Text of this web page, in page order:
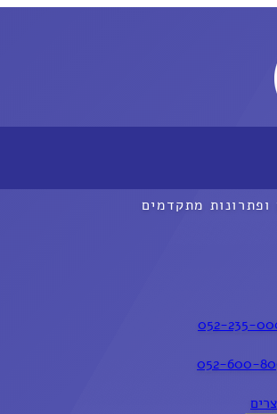
ופתרונות מתקדמים
052-235-
052-600-